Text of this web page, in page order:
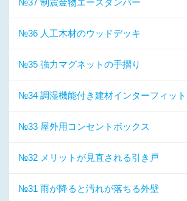
№36 人工木材のウッドデッキ
№35 強力マグネットの手摺り
№34 調湿機能付き建材インターフィッ
№33 屋外用コンセントボックス
№32 メリットが見直される引き戸
№31 雨が降ると汚れが落ちる外壁